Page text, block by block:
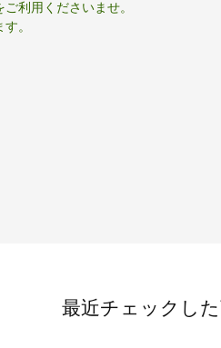
利用くださいませ。
。
最近チェックし